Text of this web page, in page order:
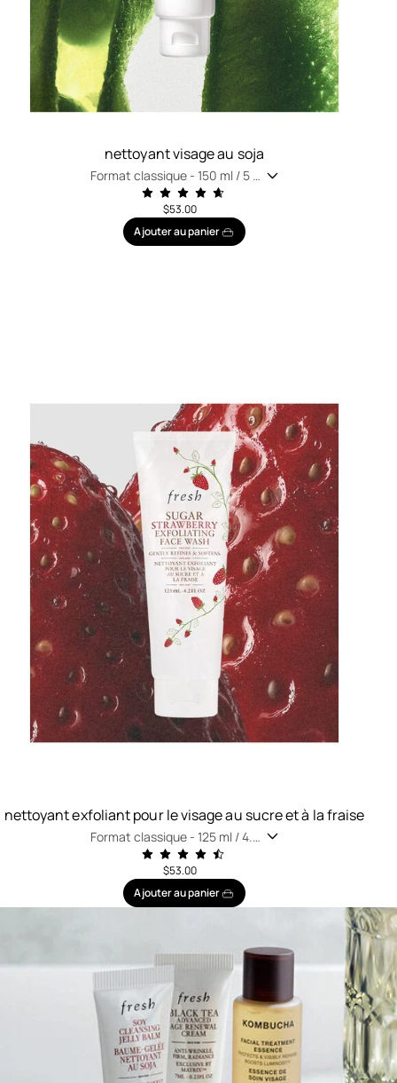
nettoyant visage au soja
Format classique - 150 ml / 5 fl
$53.00
Ajouter au panier
nettoyant exfoliant pour le visage au sucre et à la fraise
Format classique - 125 ml / 4.2
$53.00
Ajouter au panier